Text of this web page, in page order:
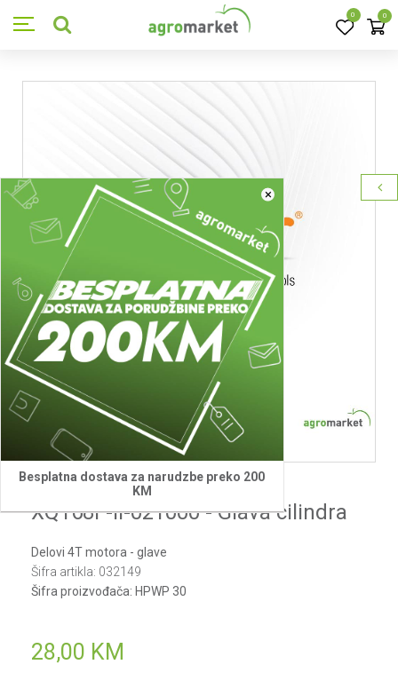
0 0
×
Besplatna dostava za narudzbe preko 200
KM
Villager
XQ168F-II-021000 - Glava cilindra
Delovi 4T motora - glave
Šifra artikla: 032149
Šifra proizvođača: HPWP 30
28,00 KM